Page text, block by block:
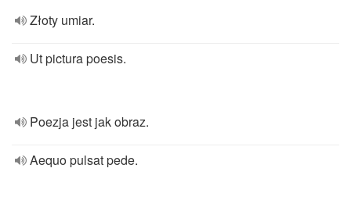
Złoty umiar.
Ut pictura poesis.
Poezja jest jak obraz.
Aequo pulsat pede.